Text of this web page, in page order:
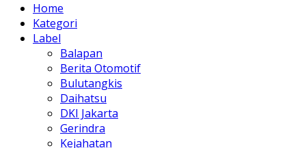
Home
Kategori
Label
Balapan
Berita Otomotif
Bulutangkis
Daihatsu
DKI Jakarta
Gerindra
Kejahatan